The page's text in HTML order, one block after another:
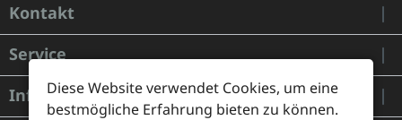
Kontakt
Service
Informationen
Diese Website verwendet Cookies, um eine
bestmögliche Erfahrung bieten zu können.